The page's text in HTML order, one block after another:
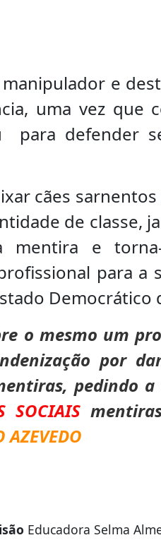
e
uma vez
para defender
cães
de classe,
mentira e
para a
Democrático
o mesmo um
por
pedindo a
SOCIAIS
AZEVEDO
Educadora Selma